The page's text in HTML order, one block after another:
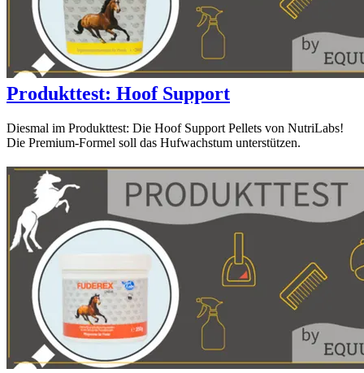
Produkttest: Hoof Support
Diesmal im Produkttest: Die Hoof Support Pellets von NutriLabs!
Die Premium-Formel soll das Hufwachstum unterstützen.